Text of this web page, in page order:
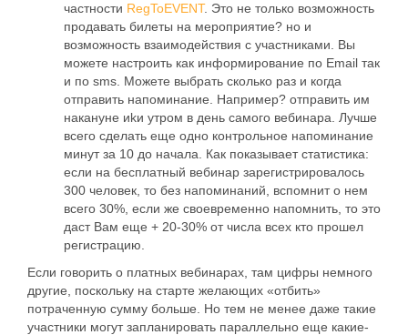
частности RegToEVENT. Это не только возможность
продавать билеты на мероприятие? но и
возможность взаимодействия с участниками. Вы
можете настроить как информирование по Email так
и по sms. Можете выбрать сколько раз и когда
отправить напоминание. Например? отправить им
накануне иkи утром в день самого вебинара. Лучше
всего сделать еще одно контрольное напоминание
минут за 10 до начала. Как показывает статистика:
если на бесплатный вебинар зарегистрировалось
300 человек, то без напоминаний, вспомнит о нем
всего 30%, если же своевременно напомнить, то это
даст Вам еще + 20-30% от числа всех кто прошел
регистрацию.
Если говорить о платных вебинарах, там цифры немного
другие, поскольку на старте желающих «отбить»
потраченную сумму больше. Но тем не менее даже такие
участники могут запланировать параллельно еще какие-